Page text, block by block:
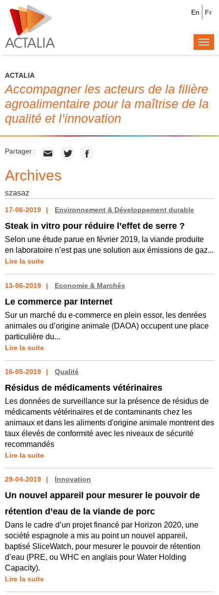
Fr
En
ACTALIA
Accompagner les acteurs de la filière
agroalimentaire pour la maîtrise de la
qualité et l’innovation
Partager :
Archives
szasaz
17-06-2019 Environnement & Développement durable
Steak in vitro pour réduire l’effet de serre ?
Selon une étude parue en février 2019, la viande produite
en laboratoire n’est pas une solution aux émissions de gaz...
Lire la suite
13-06-2019 Economie & Marchés
Le commerce par Internet
Sur un marché du e-commerce en plein essor, les denrées
animales ou d’origine animale (DAOA) occupent une place
particulière du...
Lire la suite
16-05-2019 Qualité
Résidus de médicaments vétérinaires
Les données de surveillance sur la présence de résidus de
médicaments vétérinaires et de contaminants chez les
animaux et dans les aliments d'origine animale montrent des
taux élevés de conformité avec les niveaux de sécurité
recommandés
Lire la suite
29-04-2019 Innovation
Un nouvel appareil pour mesurer le pouvoir de
rétention d’eau de la viande de porc
Dans le cadre d’un projet financé par Horizon 2020, une
société espagnole a mis au point un nouvel appareil,
baptisé SliceWatch, pour mesurer le pouvoir de rétention
d’eau (PRE, ou WHC en anglais pour Water Holding
Capacity).
Lire la suite